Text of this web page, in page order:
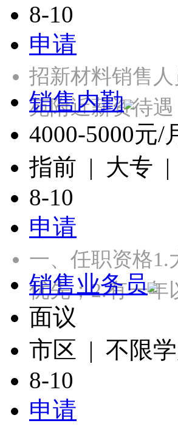
8-10
申请
招新材料销售
苑附近薪资待
销售内勤
4000-5000元/
指前 | 大专 |
8-10
申请
一、任职资格1.
优先；2.有一
销售业务员
面议
市区 | 不限
8-10
申请